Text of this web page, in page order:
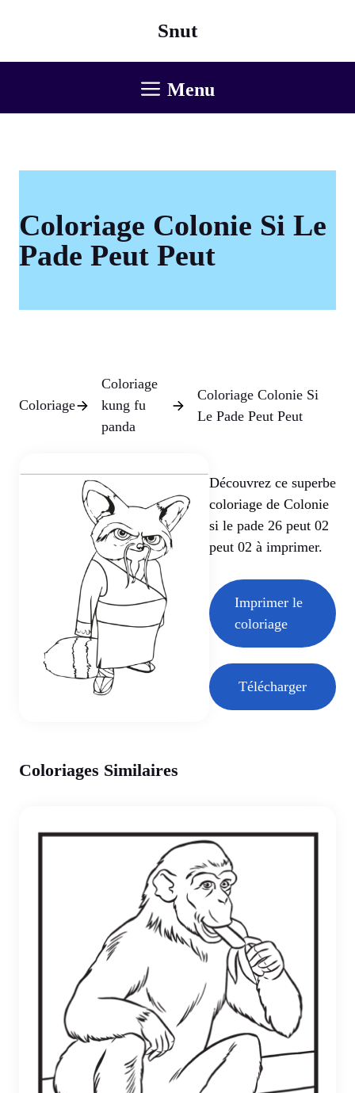
Snut
Menu
Coloriage Colonie Si Le
Pade Peut Peut
Coloriage
Coloriage
kung fu
panda
Coloriage Colonie Si
Le Pade Peut Peut
Découvrez ce superbe
coloriage de Colonie
si le pade 26 peut 02
peut 02 à imprimer.
Imprimer le
coloriage
Télécharger
Coloriages Similaires